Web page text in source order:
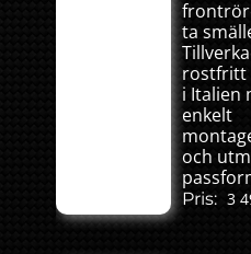
ta
rostfritt
i Italien
enkelt
och
Pris: 3